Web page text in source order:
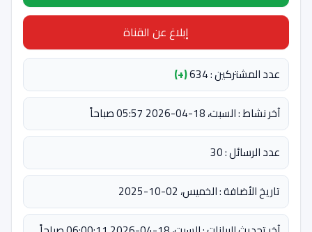
إبلاغ عن القناة
عدد المشتركين : 634
(+)
آخر نشاط : السبت، 18-04-2026 05:57 صباحاً
عدد الرسائل : 30
تاريخ الأضافة : الخميس، 02-10-2025